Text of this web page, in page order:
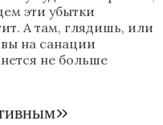
эти убытки
А там, глядишь, или
на санации
не больше